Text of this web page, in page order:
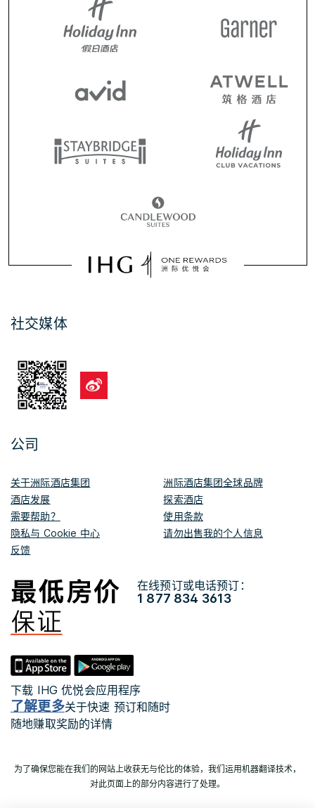
社交媒体
公司
关于洲际酒店集团
洲际酒店集团全球品牌
酒店发展
探索酒店
需要帮助？
使用条款
隐私与 Cookie 中心
请勿出售我的个人信息
反馈
在线预订或电话预订：
1 877 834 3613
下载 IHG 优悦会应用程序
了解更多关于快速 预订和随时
随地赚取奖励的详情
为了确保您能在我们的网站上收获无与伦比的体验，我们运用机器翻译技术，
对此页面上的部分内容进行了处理。